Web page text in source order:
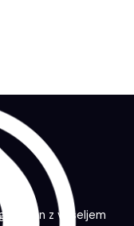
in z veseljem